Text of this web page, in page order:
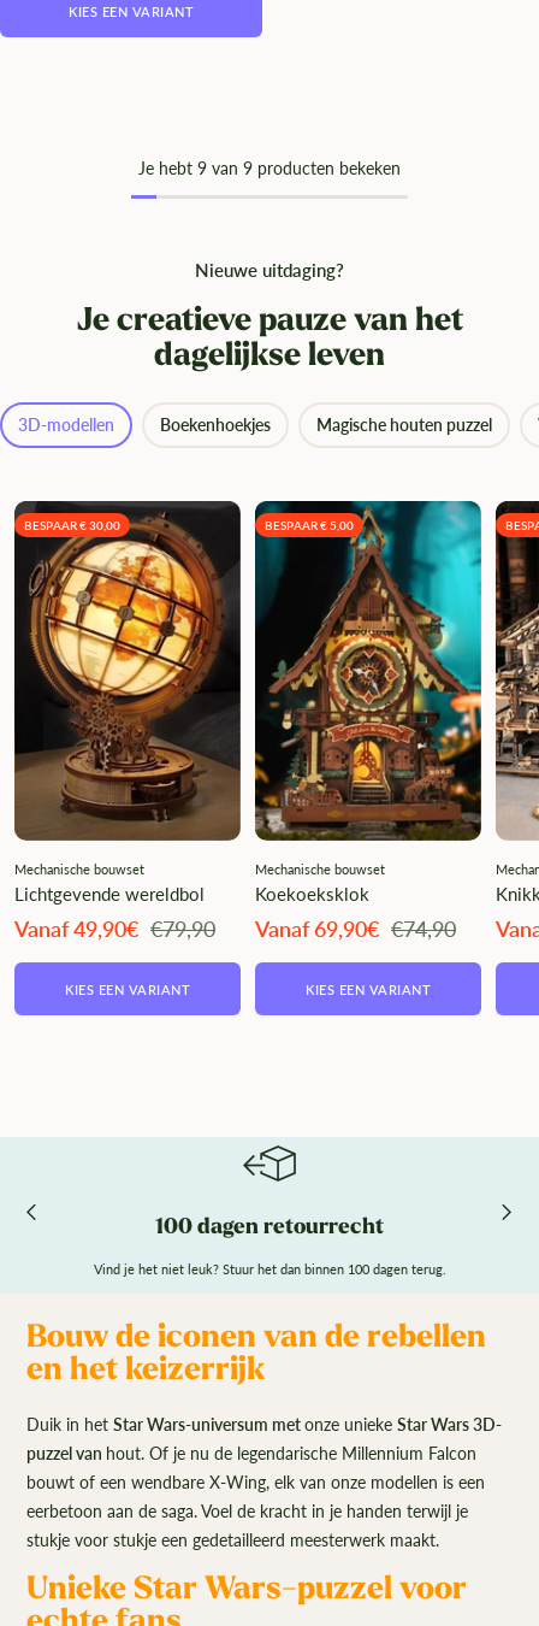
KIES EEN VARIANT
Je hebt 9 van 9 producten bekeken
Nieuwe uitdaging?
Je creatieve pauze van het
dagelijkse leven
3D-modellen Boekenhoekjes Magische houten puzzel
BESPAAR € 30,00
Mechanische bouwset
Lichtgevende wereldbol
Angebotspreis
Vanaf 49,90€ Regulärer
€79,90
KIES EEN VARIANT
BESPAAR € 5,00
Mechanische bouwset
Koekoeksklok
Angebotspreis
Vanaf 69,90€ Regulärer
€74,90
KIES EEN VARIANT
100 dagen retourrecht
Vind je het niet leuk? Stuur het dan binnen 100 dagen terug.
Bouw de iconen van de rebellen
en het keizerrijk
Duik in het Star Wars-universum metonze unieke Star Wars 3D-
puzzel van hout. Of je nu de legendarische Millennium Falcon
bouwt of een wendbare X-Wing, elk van onze modellen is een
eerbetoon aan de saga. Voel de kracht in je handen terwijl je
stukje voor stukje een gedetailleerd meesterwerk maakt.
Unieke Star Wars-puzzel voor